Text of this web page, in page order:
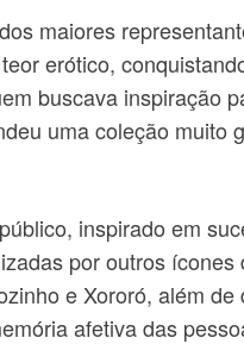
maiores
erótico,
buscava inspiração
uma coleção muito
inspirado em
por outros
e Xororó, além
afetiva das